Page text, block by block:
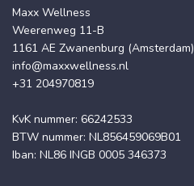
Maxx Wellness
Weerenweg 11-B
1161 AE Zwanenburg (Amsterdam)
info@maxxwellness.nl
+31 204970819
KvK nummer: 66242533
BTW nummer: NL856459069B01
Iban: NL86 INGB 0005 346373